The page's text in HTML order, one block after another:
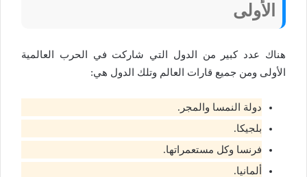
الأولى
هناك عدد كبير من الدول التي شاركت في الحرب العالمية
الأولى ومن جميع قارات العالم وتلك الدول هي:
دولة النمسا والمجر.
بلجيكا.
فرنسا وكل مستعمراتها.
ألمانيا.